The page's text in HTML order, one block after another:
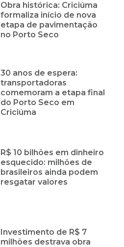
Obra histórica: Criciúma
formaliza início de nova
etapa de pavimentação
no Porto Seco
30 anos de espera:
transportadoras
comemoram a etapa final
do Porto Seco em
Criciúma
R$ 10 bilhões em dinheiro
esquecido: milhões de
brasileiros ainda podem
resgatar valores
Investimento de R$ 7
milhões destrava obra